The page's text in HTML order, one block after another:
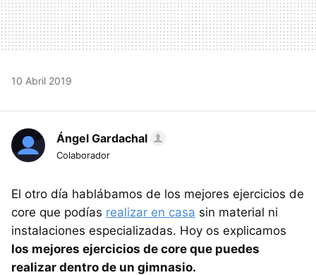
10 Abril 2019
Ángel Gardachal
Colaborador
El otro día hablábamos de los mejores ejercicios de
core que podías realizar en casa sin material ni
instalaciones especializadas. Hoy os explicamos
los mejores ejercicios de core que puedes
realizar dentro de un gimnasio.